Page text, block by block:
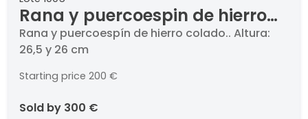
Rana y puercoespin de hierro
para jardín
Rana y puercoespín de hierro colado.. Altura:
26,5 y 26 cm
Starting price 200 €
sold by 300 €